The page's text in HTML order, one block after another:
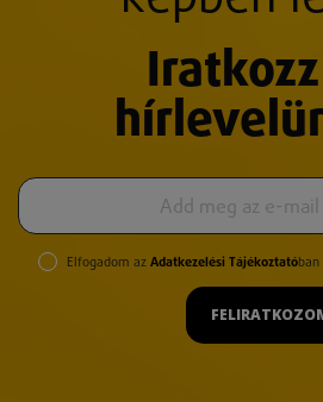
Elfogadom az Adatkezelési Tájékoztató